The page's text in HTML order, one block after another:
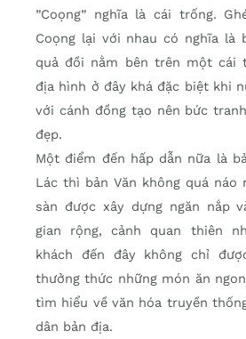
”Coọng” nghĩa là cái trống.
Coọng lại với nhau có nghĩa là
quả đồi nằm bên trên một cái
địa hình ở đây khá đặc biệt khi
với cánh đồng tạo nên bức
đẹp.
Một điểm đến hấp dẫn nữa là
Lác thì bản Văn không quá náo
sàn được xây dựng ngăn nắp
gian rộng, cảnh quan thiên
khách đến đây không chỉ
thưởng thức những món ăn
tìm hiểu về văn hóa truyền
dân bản địa.